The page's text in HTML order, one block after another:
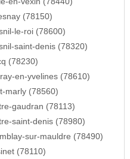
(78150)
le-roi (78600)
saint-denis (78320)
(78230)
en-yvelines (78610)
marly (78560)
gaudran (78113)
saint-denis (78980)
sur-mauldre (78490)
(78110)